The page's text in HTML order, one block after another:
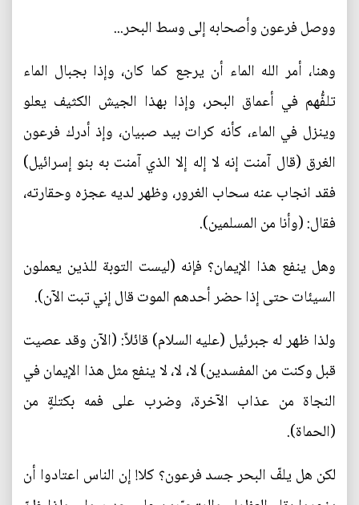
ووصل فرعون وأصحابه إلى وسط البحر...
وهنا، أمر الله الماء أن يرجع كما كان، وإذا بجبال الماء
تلفُّهم في أعماق البحر، وإذا بهذا الجيش الكثيف يعلو
وينزل في الماء، كأنه كرات بيد صبيان، وإذ أدرك فرعون
الغرق (قال آمنت إنه لا إله إلا الذي آمنت به بنو إسرائيل)
فقد انجاب عنه سحاب الغرور، وظهر لديه عجزه وحقارته،
فقال: (وأنا من المسلمين).
وهل ينفع هذا الإيمان؟ فإنه (ليست التوبة للذين يعملون
السيئات حتى إذا حضر أحدهم الموت قال إني تبت الآن).
ولذا ظهر له جبرئيل (عليه السلام) قائلاً: (الآن وقد عصيت
قبل وكنت من المفسدين) لا، لا، لا ينفع مثل هذا الإيمان في
النجاة من عذاب الآخرة، وضرب على فمه بكتلةٍ من
(الحماة).
لكن هل يلفّ البحر جسد فرعون؟ كلا! إن الناس اعتادوا أن